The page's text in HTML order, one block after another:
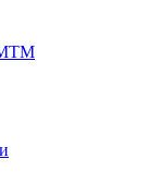
МТМ